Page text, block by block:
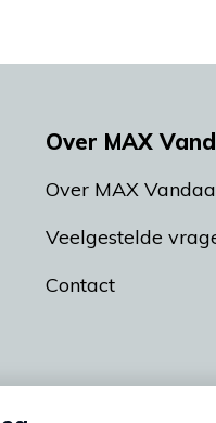
Over MAX
Over MAX
Veelgestelde
Contact